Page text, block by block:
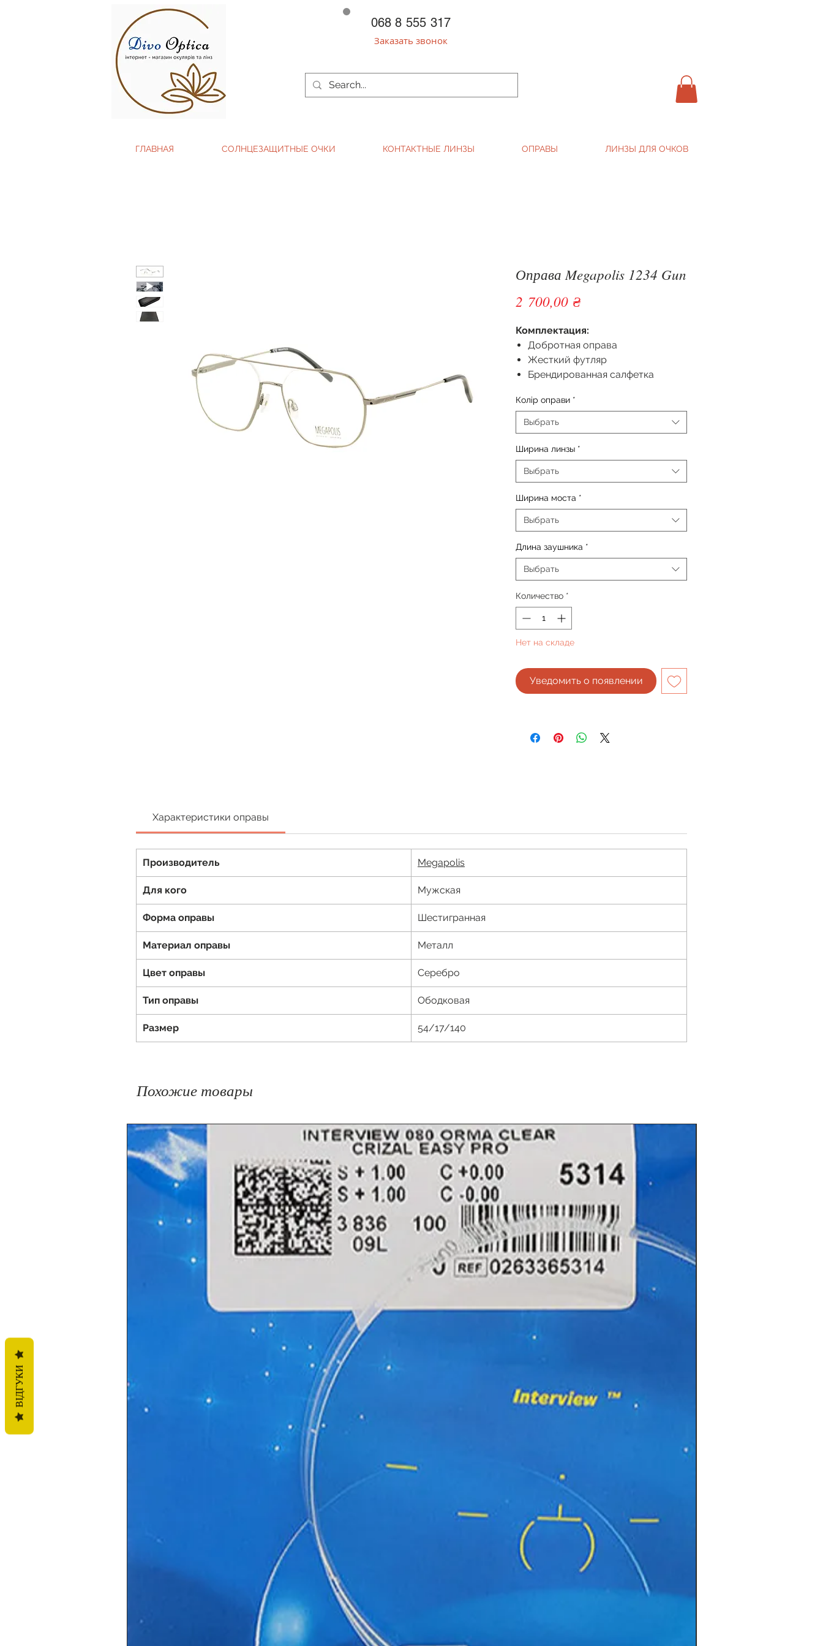
068 8 555 317
Заказать звонок
ГЛАВНАЯ СОЛНЦЕЗАЩИТНЫЕ ОЧКИ КОНТАКТНЫЕ ЛИНЗЫ ОПРАВЫ ЛИНЗЫ ДЛЯ ОЧКОВ
Оправа Megapolis 1234 Gun
2 700,00 ₴Цена
Комплектация:
Добротная оправа
Жесткий футляр
Брендированная салфетка
Колір оправи *
Выбрать
Ширина линзы *
Выбрать
Ширина моста *
Выбрать
Длина заушника *
Выбрать
Количество *
Нет на складе
Уведомить о появлении
Характеристики оправы
Производитель Megapolis
Для кого Мужская
Форма оправы Шестигранная
Материал оправы Металл
Цвет оправы Серебро
Тип оправы Ободковая
Размер 54/17/140
Похожие товары
ВІДГУКИ